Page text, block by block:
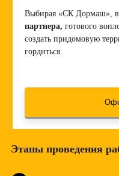
Выбирая «СК Дормаш»,
партнера, готового
создать придомовую
гордиться.
Этапы проведения